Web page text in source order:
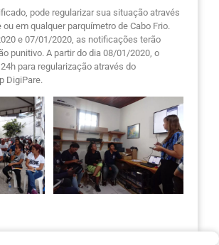
pode regularizar sua situação através
em qualquer parquímetro de Cabo Frio.
e 07/01/2020, as notificações terão
punitivo. A partir do dia 08/01/2020, o
para regularização através do
DigiPare.